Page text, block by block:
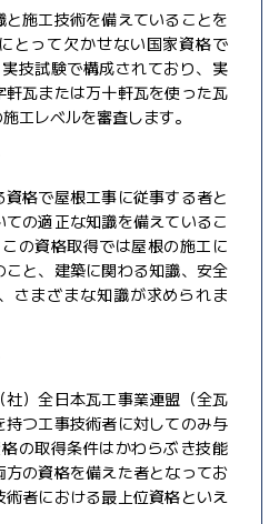
施工技術を備えていることを
とって欠かせない国家資格で
技試験で構成されており、実
瓦または万十軒瓦を使った瓦
工レベルを審査します。
格で屋根工事に従事する者と
の適正な知識を備えているこ
の資格取得では屋根の施工に
と、建築に関わる知識、安全
さまざまな知識が求められま
）全日本瓦工事業連盟（全瓦
つ工事技術者に対してのみ与
の取得条件はかわらぶき技能
の資格を備えた者となってお
術者における最上位資格といえ